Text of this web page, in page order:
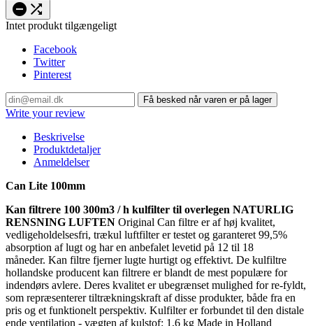
 
Intet produkt tilgængeligt
Facebook
Twitter
Pinterest
Få besked når varen er på lager
Write your review
Beskrivelse
Produktdetaljer
Anmeldelser
Can Lite 100mm
Kan filtrere 100 300m3 / h kulfilter til overlegen NATURLIG
RENSNING LUFTEN Original Can filtre er af høj kvalitet,
vedligeholdelsesfri, trækul luftfilter er testet og garanteret 99,5%
absorption af lugt og har en anbefalet levetid på 12 til 18
måneder. Kan filtre fjerner lugte hurtigt og effektivt. De kulfiltre
hollandske producent kan filtrere er blandt de mest populære for
indendørs avlere. Deres kvalitet er ubegrænset mulighed for re-fyldt,
som repræsenterer tiltrækningskraft af disse produkter, både fra en
pris og et funktionelt perspektiv. Kulfilter er forbundet til den distale
ende ventilation - vægten af kulstof: 1,6 kg Made in Holland